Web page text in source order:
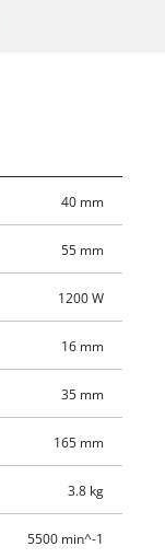
reze.
40 mm
55 mm
1200 W
16 mm
35 mm
165 mm
3.8 kg
5500 min^-1